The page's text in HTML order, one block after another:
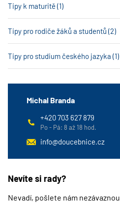
Tipy k maturitě (1)
Tipy pro rodiče žáků a studentů (2)
Tipy pro studium českého jazyka (1)
Michal Branda
+420 703 627 879
Po - Pá: 8 až 18 hod.
info@doucebnice.cz
Nevíte si rady?
Nevadí, pošlete nám nezávaznou